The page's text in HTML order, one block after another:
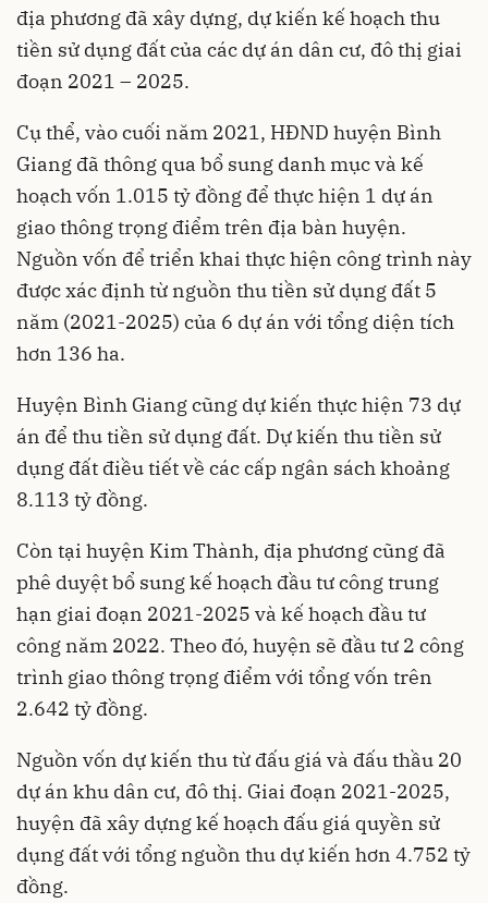
địa phương đã xây dựng, dự kiến kế hoạch thu
tiền sử dụng đất của các dự án dân cư, đô thị giai
đoạn 2021 – 2025.
Cụ thể, vào cuối năm 2021, HĐND huyện Bình
Giang đã thông qua bổ sung danh mục và kế
hoạch vốn 1.015 tỷ đồng để thực hiện 1 dự án
giao thông trọng điểm trên địa bàn huyện.
Nguồn vốn để triển khai thực hiện công trình này
được xác định từ nguồn thu tiền sử dụng đất 5
năm (2021-2025) của 6 dự án với tổng diện tích
hơn 136 ha.
Huyện Bình Giang cũng dự kiến thực hiện 73 dự
án để thu tiền sử dụng đất. Dự kiến thu tiền sử
dụng đất điều tiết về các cấp ngân sách khoảng
8.113 tỷ đồng.
Còn tại huyện Kim Thành, địa phương cũng đã
phê duyệt bổ sung kế hoạch đầu tư công trung
hạn giai đoạn 2021-2025 và kế hoạch đầu tư
công năm 2022. Theo đó, huyện sẽ đầu tư 2 công
trình giao thông trọng điểm với tổng vốn trên
2.642 tỷ đồng.
Nguồn vốn dự kiến thu từ đấu giá và đấu thầu 20
dự án khu dân cư, đô thị. Giai đoạn 2021-2025,
huyện đã xây dựng kế hoạch đấu giá quyền sử
dụng đất với tổng nguồn thu dự kiến hơn 4.752 tỷ
đồng.